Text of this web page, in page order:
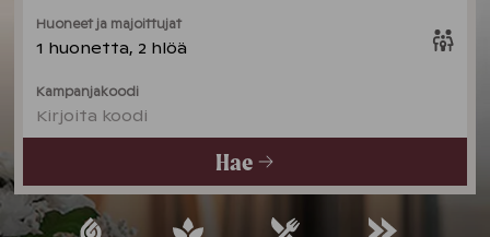
Huoneet ja majoittujat
1 huonetta, 2 hlöä
Kampanjakoodi
Kirjoita koodi
Hae